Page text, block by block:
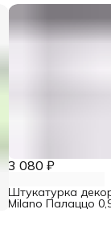
3 080 ₽
Штукатурка
Milano Палаццо